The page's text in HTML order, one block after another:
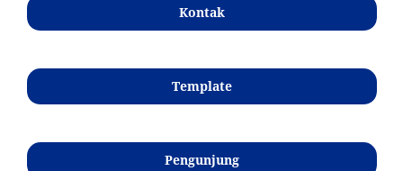
Kontak
Template
Pengunjung